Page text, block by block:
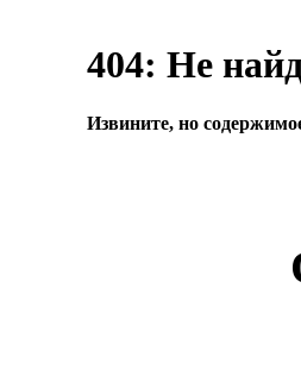
404: Не
Извините, но